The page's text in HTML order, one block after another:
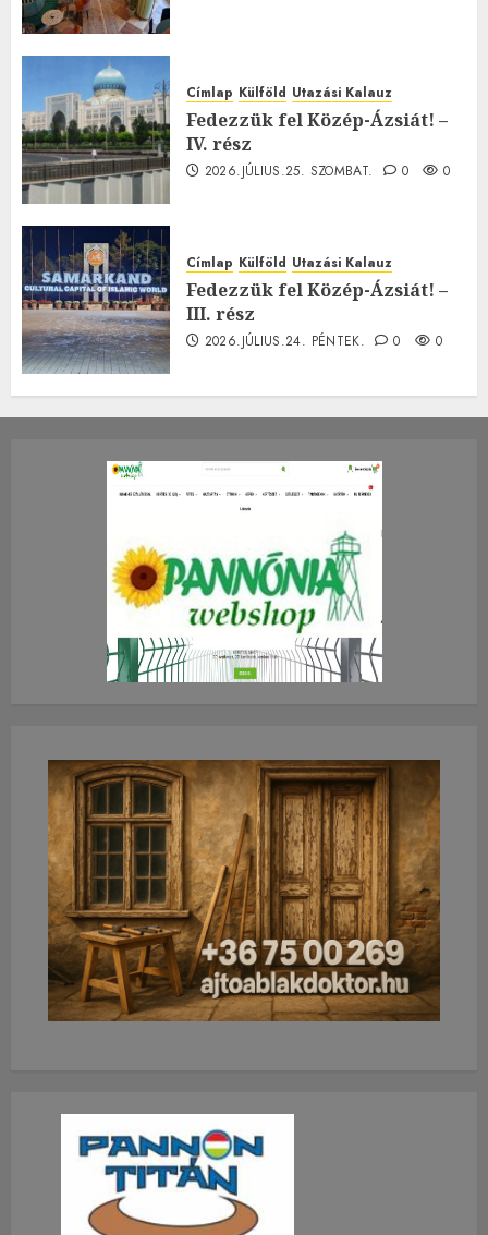
Címlap Külföld Utazási Kalauz
Fedezzük fel Közép-Ázsiát! –
IV. rész
2026.JÚLIUS.25. SZOMBAT. 0 0
Címlap Külföld Utazási Kalauz
Fedezzük fel Közép-Ázsiát! –
III. rész
2026.JÚLIUS.24. PÉNTEK. 0 0